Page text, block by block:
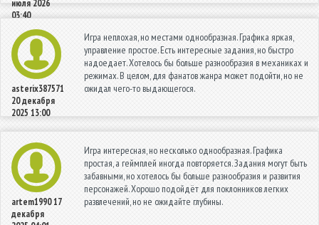
июля 2026
03:40
asterix387571
20 декабря
2025 13:00
Игра неплохая, но местами однообразная. Графика яркая,
управление простое. Есть интересные задания, но быстро
надоедает. Хотелось бы больше разнообразия в механиках и
режимах. В целом, для фанатов жанра может подойти, но не
ожидал чего-то выдающегося.
artem199017
декабря
Игра интересная, но несколько однообразная. Графика
простая, а геймплей иногда повторяется. Задания могут быть
забавными, но хотелось бы больше разнообразия и развития
персонажей. Хорошо подойдёт для поклонников легких
развлечений, но не ожидайте глубины.